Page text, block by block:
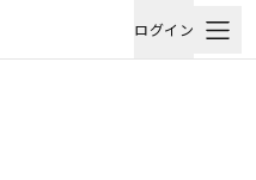
ログイン